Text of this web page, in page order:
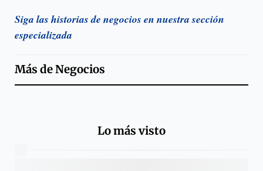
Siga las historias de negocios en nuestra sección
especializada
Más deNegocios
Lo más visto